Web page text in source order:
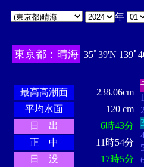
年
東京都：晴海 35ﾟ39'N 139ﾟ
最高高潮面
238.06cm
平均水面
120 cm
日 出
6時43分
正 中
11時54分
日 没
17時5分